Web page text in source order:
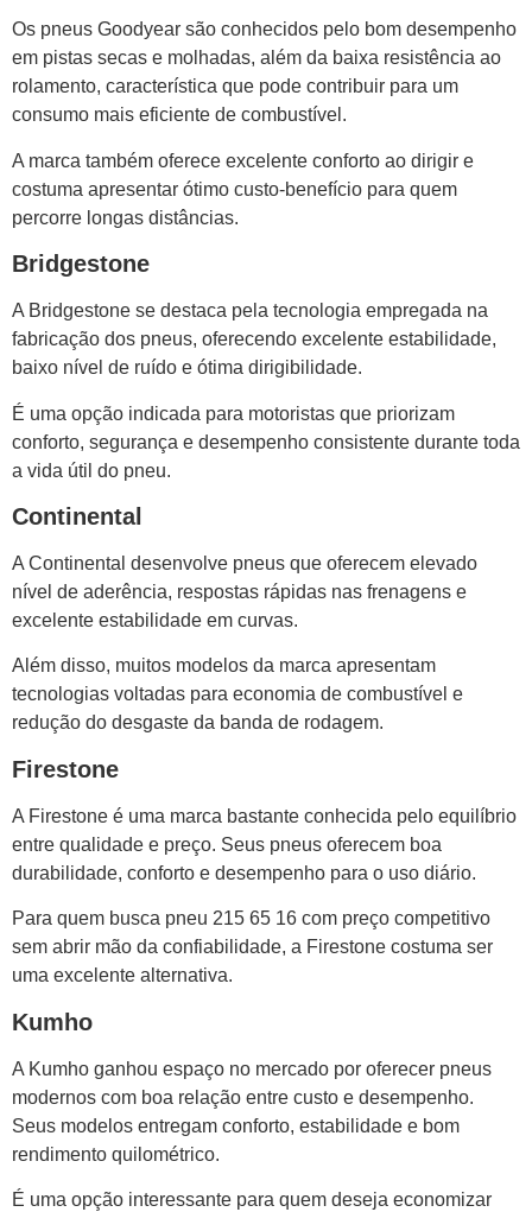
Os pneus Goodyear são conhecidos pelo bom desempenho
em pistas secas e molhadas, além da baixa resistência ao
rolamento, característica que pode contribuir para um
consumo mais eficiente de combustível.
A marca também oferece excelente conforto ao dirigir e
costuma apresentar ótimo custo-benefício para quem
percorre longas distâncias.
Bridgestone
A Bridgestone se destaca pela tecnologia empregada na
fabricação dos pneus, oferecendo excelente estabilidade,
baixo nível de ruído e ótima dirigibilidade.
É uma opção indicada para motoristas que priorizam
conforto, segurança e desempenho consistente durante toda
a vida útil do pneu.
Continental
A Continental desenvolve pneus que oferecem elevado
nível de aderência, respostas rápidas nas frenagens e
excelente estabilidade em curvas.
Além disso, muitos modelos da marca apresentam
tecnologias voltadas para economia de combustível e
redução do desgaste da banda de rodagem.
Firestone
A Firestone é uma marca bastante conhecida pelo equilíbrio
entre qualidade e preço. Seus pneus oferecem boa
durabilidade, conforto e desempenho para o uso diário.
Para quem busca pneu 215 65 16 com preço competitivo
sem abrir mão da confiabilidade, a Firestone costuma ser
uma excelente alternativa.
Kumho
A Kumho ganhou espaço no mercado por oferecer pneus
modernos com boa relação entre custo e desempenho.
Seus modelos entregam conforto, estabilidade e bom
rendimento quilométrico.
É uma opção interessante para quem deseja economizar